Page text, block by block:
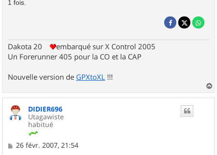
1 fois.
Dakota 20
embarqué sur X Control 2005
Un Forerunner 405 pour la CO et la CAP
Nouvelle version de GPXtoXL !!!
a
DIDIER696
Utagawiste
habitué
M
26 févr. 2007, 21:54